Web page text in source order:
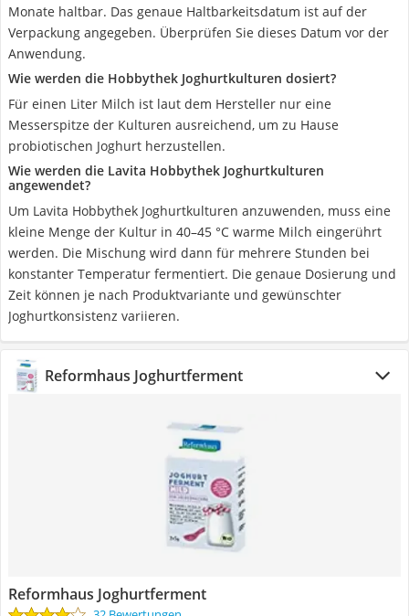
Monate haltbar. Das genaue Haltbarkeitsdatum ist auf der
Verpackung angegeben. Überprüfen Sie dieses Datum vor der
Anwendung.
Wie werden die Hobbythek Joghurtkulturen dosiert?
Für einen Liter Milch ist laut dem Hersteller nur eine
Messerspitze der Kulturen ausreichend, um zu Hause
probiotischen Joghurt herzustellen.
Wie werden die Lavita Hobbythek Joghurtkulturen
angewendet?
Um Lavita Hobbythek Joghurtkulturen anzuwenden, muss eine
kleine Menge der Kultur in 40–45 °C warme Milch eingerührt
werden. Die Mischung wird dann für mehrere Stunden bei
konstanter Temperatur fermentiert. Die genaue Dosierung und
Zeit können je nach Produktvariante und gewünschter
Joghurtkonsistenz variieren.
Reformhaus Joghurtferment
Reformhaus Joghurtferment